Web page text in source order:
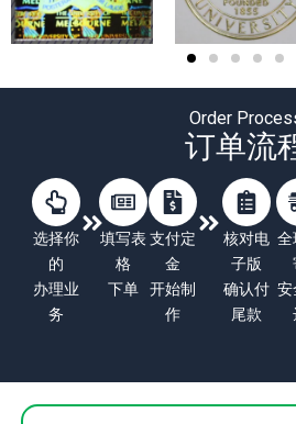
Order
订单流
选择你
的
办理业
务
填写表
格
下单
支付定
金
开始制
作
核对电
子版
确认付
尾款
全
安